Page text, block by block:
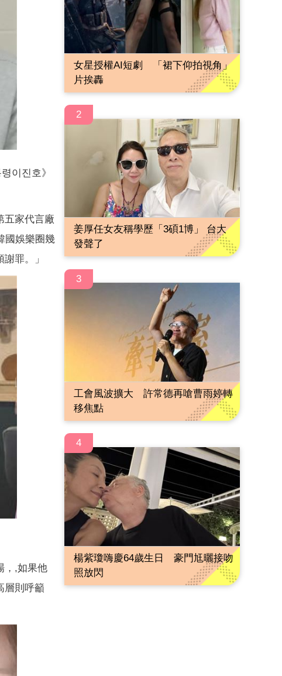
이진호》
五家代言廠
國娛樂圈幾
罪。」
，,如果他
層則呼籲
女星授權AI短劇 「裙下仰拍視角」
片挨轟
2
姜厚任女友稱學歷「3碩1博」 台大
發聲了
3
工會風波擴大 許常德再嗆曹雨婷轉
移焦點
4
楊紫瓊嗨慶64歲生日 豪門尪曬接吻
照放閃